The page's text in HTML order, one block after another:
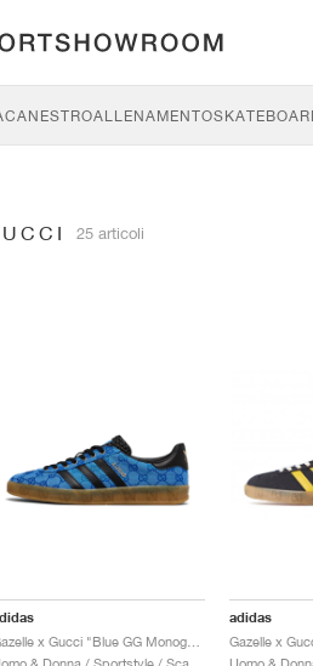
ALLENAMENTO
25 articoli
Gazelle x Gucci "Blue GG Monogram"
adidas